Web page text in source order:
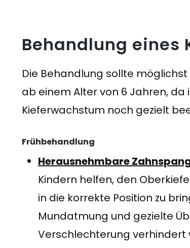
Behandlung eines
Die Behandlung sollte
ab einem Alter von 6 Jahren, da
Kieferwachstum noch gezielt
Frühbehandlung
Herausnehmbare
Kindern helfen, den
in die korrekte Position zu
Mundatmung und gezielte
Verschlechterung verhindert